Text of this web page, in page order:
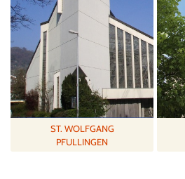
ST. WOLFGANG
PFULLINGEN